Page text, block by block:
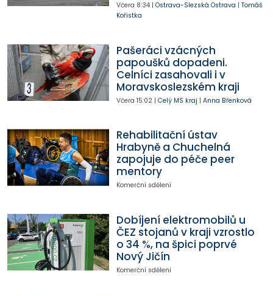
Včera 8:34| Ostrava-Slezská Ostrava | Tomáš
Kořistka
Pašeráci vzácných
papoušků dopadeni.
Celníci zasahovali i v
Moravskoslezském kraji
Včera 15:02| Celý MS kraj | Anna Břenková
Rehabilitační ústav
Hrabyně a Chuchelná
zapojuje do péče peer
mentory
Komerční sdělení
Dobíjení elektromobilů u
ČEZ stojanů v kraji vzrostlo
o 34 %, na špici poprvé
Nový Jičín
Komerční sdělení